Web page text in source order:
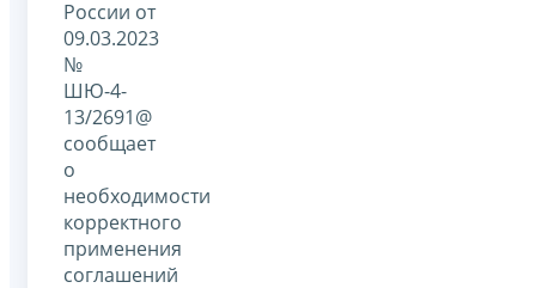
России от
09.03.2023
№
ШЮ-4-
13/2691@
сообщает
о
необходимости
корректного
применения
соглашений